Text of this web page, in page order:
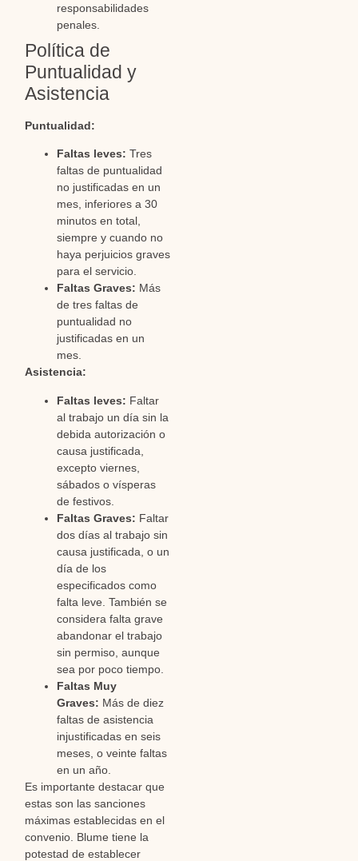
responsabilidades
penales.
Política de
Puntualidad y
Asistencia
Puntualidad:
Faltas leves: Tres
faltas de puntualidad
no justificadas en un
mes, inferiores a 30
minutos en total,
siempre y cuando no
haya perjuicios graves
para el servicio.
Faltas Graves: Más
de tres faltas de
puntualidad no
justificadas en un
mes.
Asistencia:
Faltas leves: Faltar
al trabajo un día sin la
debida autorización o
causa justificada,
excepto viernes,
sábados o vísperas
de festivos.
Faltas Graves: Faltar
dos días al trabajo sin
causa justificada, o un
día de los
especificados como
falta leve. También se
considera falta grave
abandonar el trabajo
sin permiso, aunque
sea por poco tiempo.
Faltas Muy
Graves: Más de diez
faltas de asistencia
injustificadas en seis
meses, o veinte faltas
en un año.
Es importante destacar que
estas son las sanciones
máximas establecidas en el
convenio. Blume tiene la
potestad de establecer